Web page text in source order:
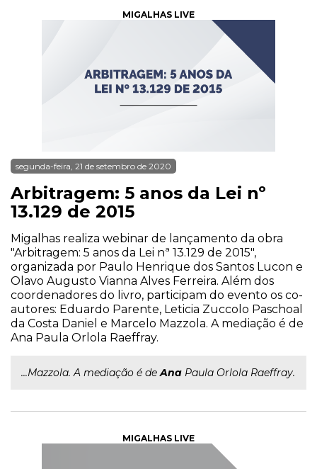
MIGALHAS LIVE
segunda-feira, 21 de setembro de 2020
Arbitragem: 5 anos da Lei nº
13.129 de 2015
Migalhas realiza webinar de lançamento da obra
"Arbitragem: 5 anos da Lei nª 13.129 de 2015",
organizada por Paulo Henrique dos Santos Lucon e
Olavo Augusto Vianna Alves Ferreira. Além dos
coordenadores do livro, participam do evento os co-
autores: Eduardo Parente, Leticia Zuccolo Paschoal
da Costa Daniel e Marcelo Mazzola. A mediação é de
Ana Paula Orlola Raeffray.
...Mazzola. A mediação é deAna Paula Orlola Raeffray.
MIGALHAS LIVE